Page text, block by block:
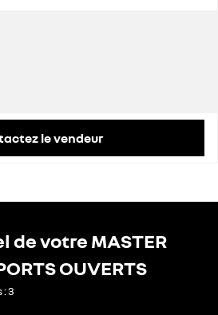
le vendeur
de votre MASTER
OUVERTS
3